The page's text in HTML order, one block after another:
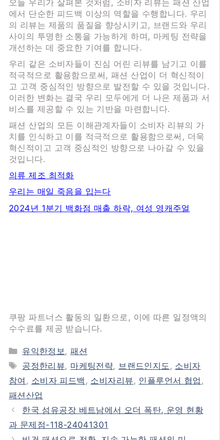
오늘 우리가 살펴본 것처럼, 소비자 리뷰는 패션 산업
에서 단순한 피드백 이상의 역할을 수행합니다. 우리
의 리뷰는 제품의 품질을 향상시키고, 브랜드와 우리
사이의 투명한 소통을 가능하게 하며, 마케팅 전략을
개선하는 데 중요한 기여를 합니다.
우리 같은 소비자들이 진심 어린 리뷰를 남기고 이를
적극적으로 활용함으로써, 패션 산업이 더 혁신적이
고 고객 중심적인 방향으로 발전할 수 있을 것입니다.
이러한 변화는 결국 우리 모두에게 더 나은 제품과 서
비스를 제공할 수 있는 기반을 마련합니다.
패션 산업의 모든 이해관계자들이 소비자 리뷰의 가
치를 인식하고 이를 적극적으로 활용함으로써, 더욱
혁신적이고 고객 중심적인 방향으로 나아갈 수 있을
것입니다.
의류 제조 최적화
우리는 매일 죽음을 입는다
2024년 1분기 백화점 매출 하락, 여성 영캐주얼
쿠팡 파트너스 활동의 일환으로, 이에 따른 일정액의
수수료를 제공 받습니다.
카
테
고
리
유익한정보 ,패션
태
그
공정한리뷰, 마케팅전략, 브랜드인지도 , 소비자
참여 , 소비자 피드백 , 소비자리뷰 , 인플루언서 협업 ,
패션산업
한국 섬유공장 베트남에서 오더 폭탄, 운영 현황
과 문제점-118-24041301